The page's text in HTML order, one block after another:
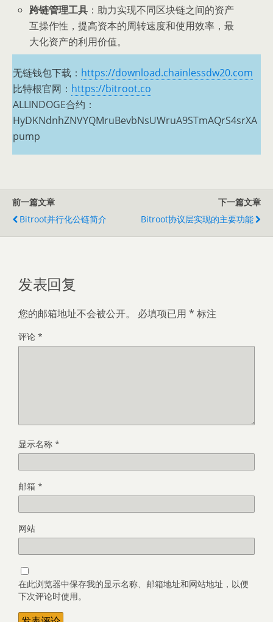
跨链管理工具 ：助力实现不同区块链之间的资产
互操作性，提高资本的周转速度和使用效率，最
大化资产的利用价值。
无链钱包下载： https://download.chainlessdw20.com
比特根官网： https://bitroot.co
ALLINDOGE合约：
HyDKNdnhZNVYQMruBevbNsUWruA9STmAQrS4srXA
pump
前一篇文章
Bitroot并行化公链简介
下一篇文章
Bitroot协议层实现的主要功能
发表回复
您的邮箱地址不会被公开。 必填项已用 * 标注
评论 *
显示名称 *
邮箱 *
网站
在此浏览器中保存我的显示名称、邮箱地址和网站地址，以便
下次评论时使用。